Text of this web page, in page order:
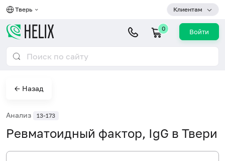
Тверь Клиентам
0 Войти
← Назад
Анализ 13-173
Ревматоидный фактор, IgG в Твери